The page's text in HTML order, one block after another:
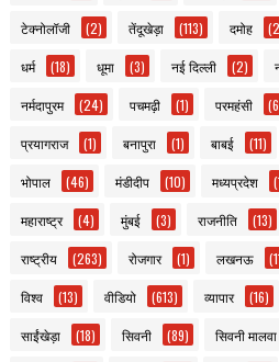
टेक्नोलॉजी (2) तेंदूखेड़ा (113) दमोह
धर्म (18) धूमा (3) नई दिल्ली (2)
नर्मदापुरम (24) पचमढ़ी (1) परमहंसी
प्रयागराज (1) बनापुरा (1) बाबई (11)
भोपाल (46) मंडीदीप (10) मध्यप्रदेश
महाराष्ट्र (4) मुंबई (3) राजनीति (13)
राष्ट्रीय (263) रोजगार (1) लखनऊ
विश्व (13) वीडियो (613) व्यापार (16)
साईंखेड़ा (18) सिवनी (89) सिवनी मालवा